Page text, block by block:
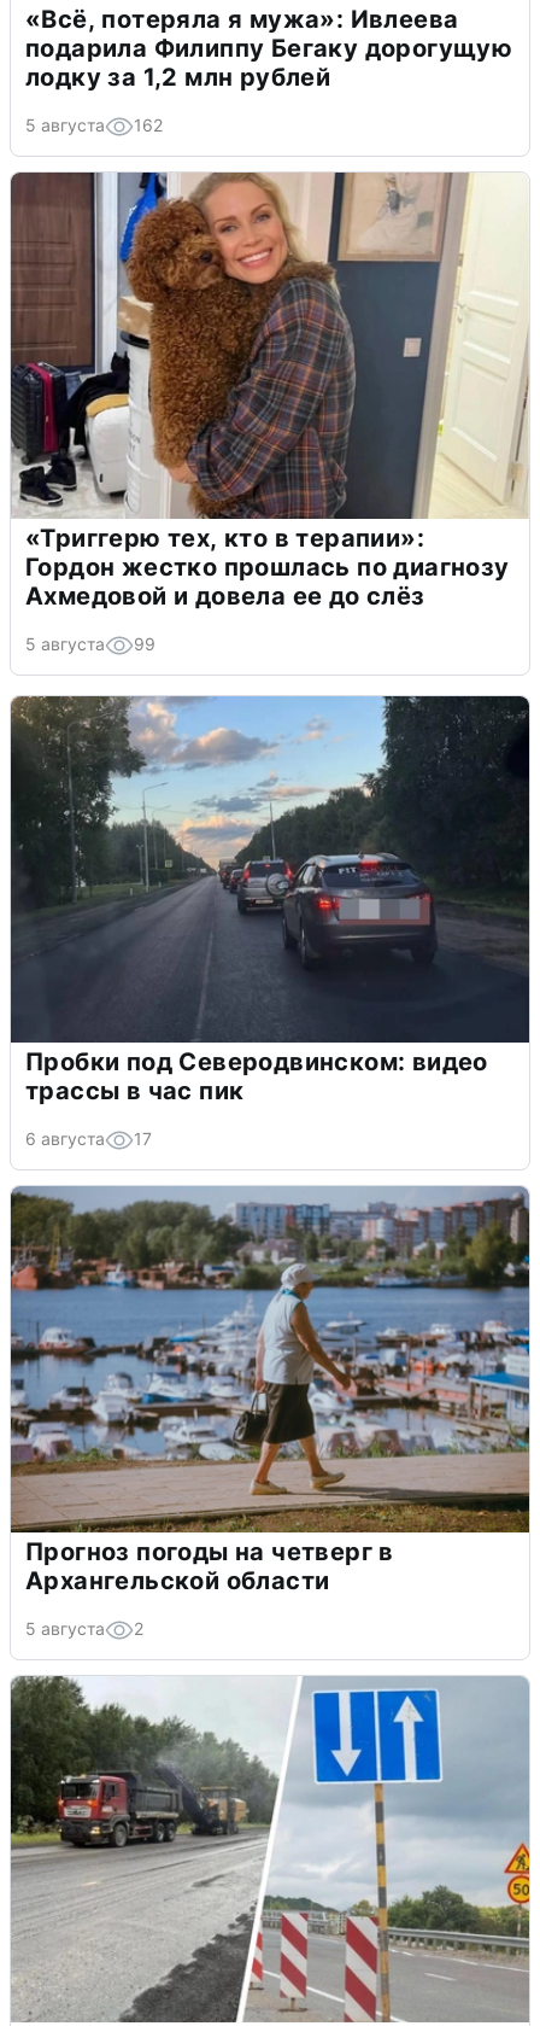
«Всё, потеряла я мужа»: Ивлеева
подарила Филиппу Бегаку дорогущую
лодку за 1,2 млн рублей
5 августа 162
«Триггерю тех, кто в терапии»:
Гордон жестко прошлась по диагнозу
Ахмедовой и довела ее до слёз
5 августа 99
Пробки под Северодвинском: видео
трассы в час пик
6 августа 17
Прогноз погоды на четверг в
Архангельской области
5 августа 2